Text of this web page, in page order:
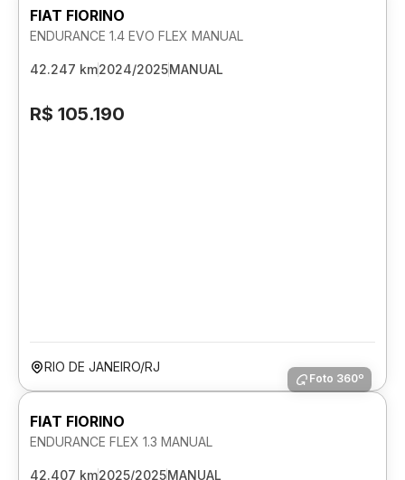
FIAT FIORINO
ENDURANCE 1.4 EVO FLEX MANUAL
42.247 km2024/2025MANUAL
R$ 105.190
RIO DE JANEIRO/RJ
Foto 360º
FIAT FIORINO
ENDURANCE FLEX 1.3 MANUAL
42.407 km2025/2025MANUAL